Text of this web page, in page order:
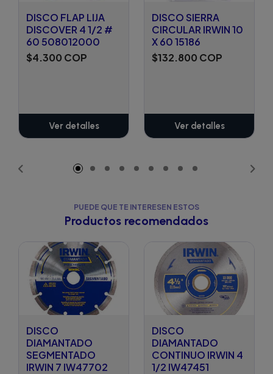
DISCO FLAP LIJA
DISCOVER 4 1/2 #
60 508012000
$4.300 COP
Ver detalles
DISCO SIERRA
CIRCULAR IRWIN 10
X 60 15186
$132.800 COP
Ver detalles
PUEDE QUE TE INTERESEN ESTOS
Productos recomendados
DISCO
DIAMANTADO
SEGMENTADO
IRWIN 7 IW47702
DISCO
DIAMANTADO
CONTINUO IRWIN 4
1/2 IW47451